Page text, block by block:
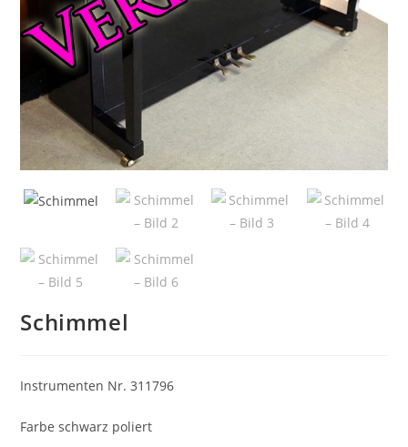
Schimmel
Instrumenten Nr. 311796
Farbe schwarz poliert